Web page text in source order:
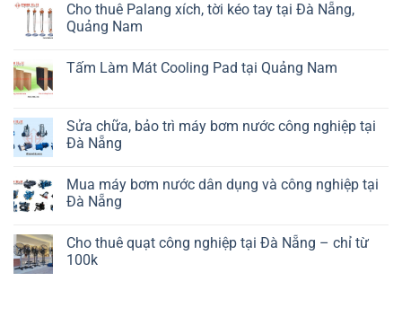
Cho thuê Palang xích, tời kéo tay tại Đà Nẵng,
Quảng Nam
Tấm Làm Mát Cooling Pad tại Quảng Nam
Sửa chữa, bảo trì máy bơm nước công nghiệp tại
Đà Nẵng
Mua máy bơm nước dân dụng và công nghiệp tại
Đà Nẵng
Cho thuê quạt công nghiệp tại Đà Nẵng – chỉ từ
100k